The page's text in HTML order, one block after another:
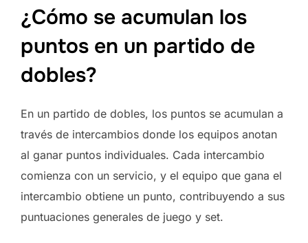
¿Cómo se acumulan los
puntos en un partido de
dobles?
En un partido de dobles, los puntos se acumulan a
través de intercambios donde los equipos anotan
al ganar puntos individuales. Cada intercambio
comienza con un servicio, y el equipo que gana el
intercambio obtiene un punto, contribuyendo a sus
puntuaciones generales de juego y set.